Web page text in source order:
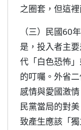
之圈套，但這
（三）民國60
是，投入者主
代「白色恐怖
的叮囑。外省
感情與愛國激
民黨當局的對
致產生應該「